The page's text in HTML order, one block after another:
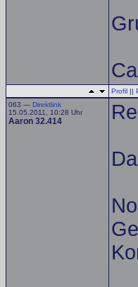
Profil ||
063 — Direktlink
15.05.2011, 10:28 Uhr
Aaron 32.414